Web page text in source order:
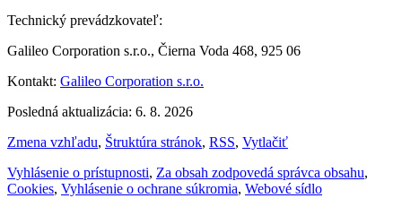
Technický prevádzkovateľ:
Galileo Corporation s.r.o., Čierna Voda 468, 925 06
Kontakt: Galileo Corporation s.r.o.
Posledná aktualizácia: 6. 8. 2026
Zmena vzhľadu, Štruktúra stránok, RSS, Vytlačiť
Vyhlásenie o prístupnosti, Za obsah zodpovedá správca obsahu,
Cookies, Vyhlásenie o ochrane súkromia, Webové sídlo